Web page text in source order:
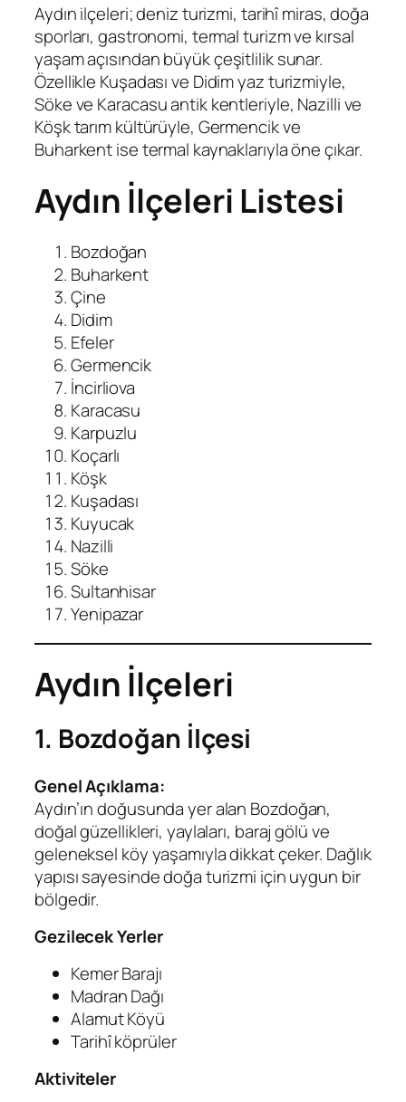
Aydın ilçeleri; deniz turizmi, tarihî miras, doğa
sporları, gastronomi, termal turizm ve kırsal
yaşam açısından büyük çeşitlilik sunar.
Özellikle Kuşadası ve Didim yaz turizmiyle,
Söke ve Karacasu antik kentleriyle, Nazilli ve
Köşk tarım kültürüyle, Germencik ve
Buharkent ise termal kaynaklarıyla öne çıkar.
Aydın İlçeleri Listesi
Bozdoğan
Buharkent
Çine
Didim
Efeler
Germencik
İncirliova
Karacasu
Karpuzlu
Koçarlı
Köşk
Kuşadası
Kuyucak
Nazilli
Söke
Sultanhisar
Yenipazar
Aydın İlçeleri
1. Bozdoğan İlçesi
Genel Açıklama:
Aydın’ın doğusunda yer alan Bozdoğan,
doğal güzellikleri, yaylaları, baraj gölü ve
geleneksel köy yaşamıyla dikkat çeker. Dağlık
yapısı sayesinde doğa turizmi için uygun bir
bölgedir.
Gezilecek Yerler
Kemer Barajı
Madran Dağı
Alamut Köyü
Tarihî köprüler
Aktiviteler